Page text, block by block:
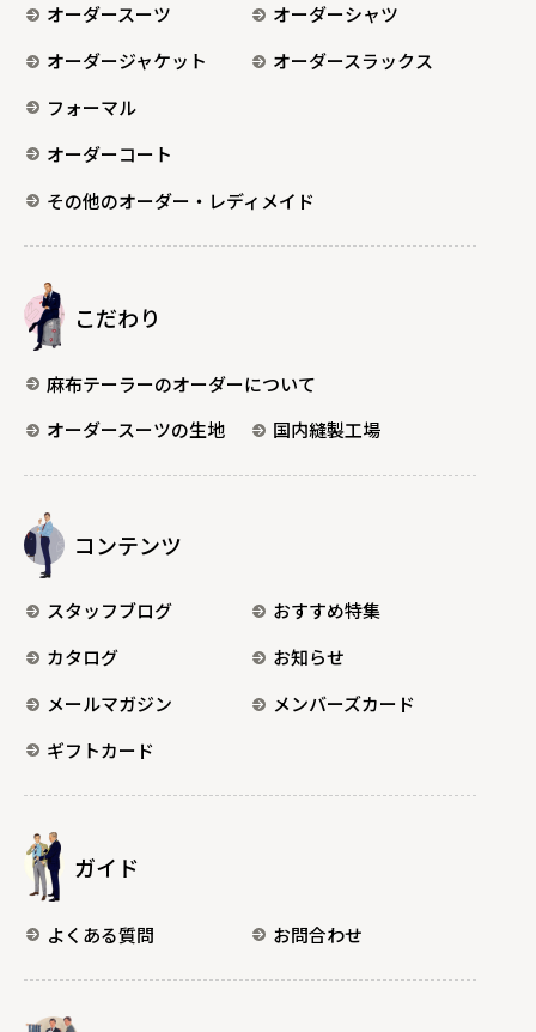
オーダースーツ
オーダーシャツ
オーダージャケット
オーダースラックス
フォーマル
オーダーコート
その他のオーダー・レディメイド
こだわり
麻布テーラーのオーダーについて
オーダースーツの生地
国内縫製工場
コンテンツ
スタッフブログ
おすすめ特集
カタログ
お知らせ
メールマガジン
メンバーズカード
ギフトカード
ガイド
よくある質問 お問合わせ